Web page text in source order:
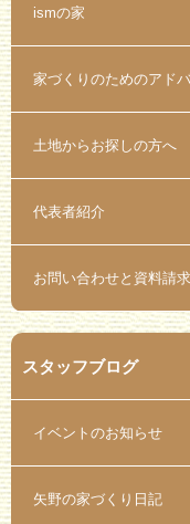
ismの家
家づくりのためのアド
土地からお探しの方へ
代表者紹介
お問い合わせと資料請求
スタッフブログ
イベントのお知らせ
矢野の家づくり日記